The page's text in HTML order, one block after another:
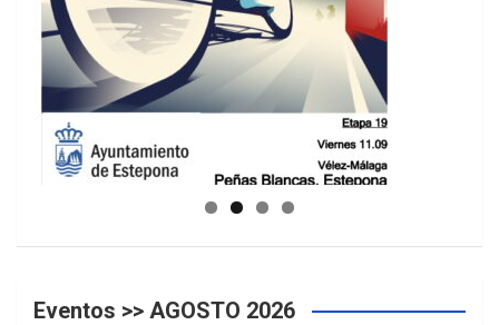
GUIA DE INSTALACIONES DEPORTIVAS
Eventos >> AGOSTO 2026